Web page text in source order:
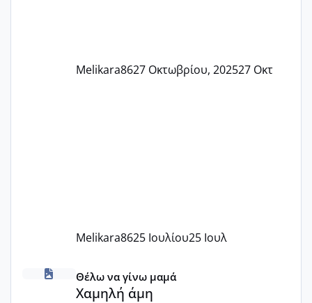
Melikara8627 Οκτωβρίου, 202527 Οκτ
Melikara8625 Ιουλίου25 Ιουλ
Χαμηλή άμη
Θέλω να γίνω μαμά
Χαμηλή άμη